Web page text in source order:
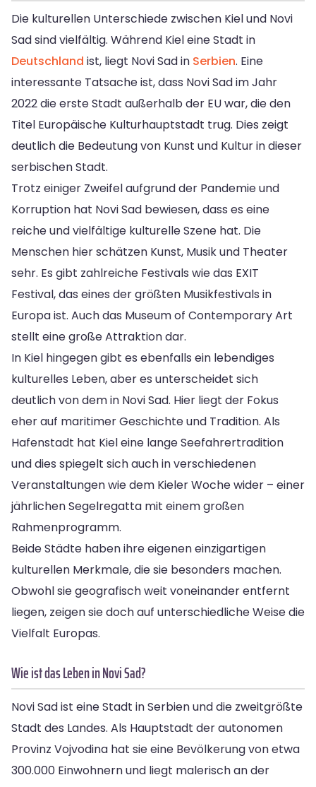
Die kulturellen Unterschiede zwischen Kiel und Novi
Sad sind vielfältig. Während Kiel eine Stadt in
Deutschland ist, liegt Novi Sad in Serbien. Eine
interessante Tatsache ist, dass Novi Sad im Jahr
2022 die erste Stadt außerhalb der EU war, die den
Titel Europäische Kulturhauptstadt trug. Dies zeigt
deutlich die Bedeutung von Kunst und Kultur in dieser
serbischen Stadt.
Trotz einiger Zweifel aufgrund der Pandemie und
Korruption hat Novi Sad bewiesen, dass es eine
reiche und vielfältige kulturelle Szene hat. Die
Menschen hier schätzen Kunst, Musik und Theater
sehr. Es gibt zahlreiche Festivals wie das EXIT
Festival, das eines der größten Musikfestivals in
Europa ist. Auch das Museum of Contemporary Art
stellt eine große Attraktion dar.
In Kiel hingegen gibt es ebenfalls ein lebendiges
kulturelles Leben, aber es unterscheidet sich
deutlich von dem in Novi Sad. Hier liegt der Fokus
eher auf maritimer Geschichte und Tradition. Als
Hafenstadt hat Kiel eine lange Seefahrertradition
und dies spiegelt sich auch in verschiedenen
Veranstaltungen wie dem Kieler Woche wider – einer
jährlichen Segelregatta mit einem großen
Rahmenprogramm.
Beide Städte haben ihre eigenen einzigartigen
kulturellen Merkmale, die sie besonders machen.
Obwohl sie geografisch weit voneinander entfernt
liegen, zeigen sie doch auf unterschiedliche Weise die
Vielfalt Europas.
Wie ist das Leben in Novi Sad?
Novi Sad ist eine Stadt in Serbien und die zweitgrößte
Stadt des Landes. Als Hauptstadt der autonomen
Provinz Vojvodina hat sie eine Bevölkerung von etwa
300.000 Einwohnern und liegt malerisch an der